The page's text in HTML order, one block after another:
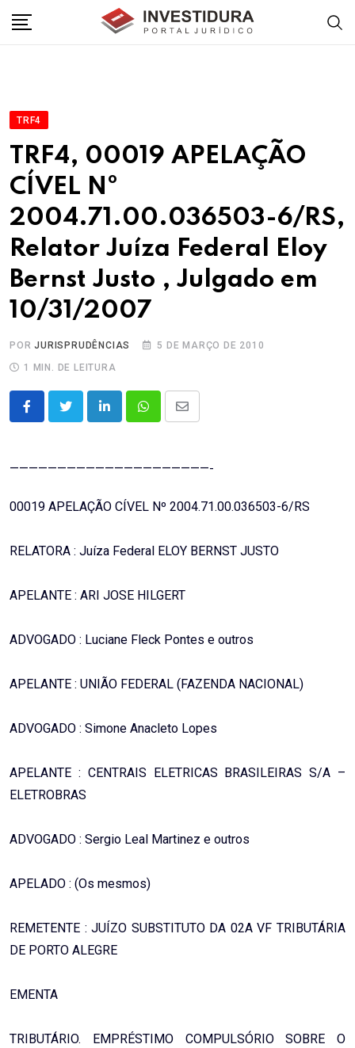
TRF4
TRF4, 00019 APELAÇÃO
CÍVEL Nº
2004.71.00.036503-6/RS,
Relator Juíza Federal Eloy
Bernst Justo , Julgado em
10/31/2007
PORJURISPRUDÊNCIAS
5 DE MARÇO DE 2010
1 MIN. DE LEITURA
LinkedInWhatsappShare
—————————————————————-
00019 APELAÇÃO CÍVEL Nº 2004.71.00.036503-6/RS
RELATORA : Juíza Federal ELOY BERNST JUSTO
APELANTE : ARI JOSE HILGERT
ADVOGADO : Luciane Fleck Pontes e outros
APELANTE : UNIÃO FEDERAL (FAZENDA NACIONAL)
ADVOGADO : Simone Anacleto Lopes
APELANTE : CENTRAIS ELETRICAS BRASILEIRAS S/A –
ELETROBRAS
ADVOGADO : Sergio Leal Martinez e outros
APELADO : (Os mesmos)
REMETENTE : JUÍZO SUBSTITUTO DA 02A VF TRIBUTÁRIA
DE PORTO ALEGRE
EMENTA
TRIBUTÁRIO. EMPRÉSTIMO COMPULSÓRIO SOBRE O